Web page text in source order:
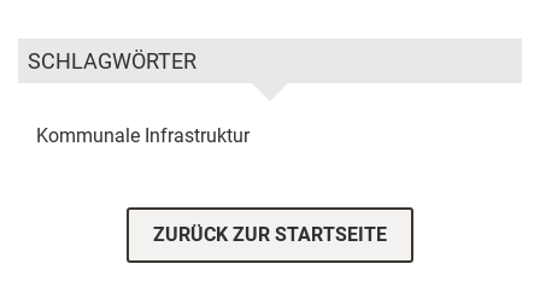
SCHLAGWÖRTER
Kommunale Infrastruktur
ZURÜCK ZUR STARTSEITE